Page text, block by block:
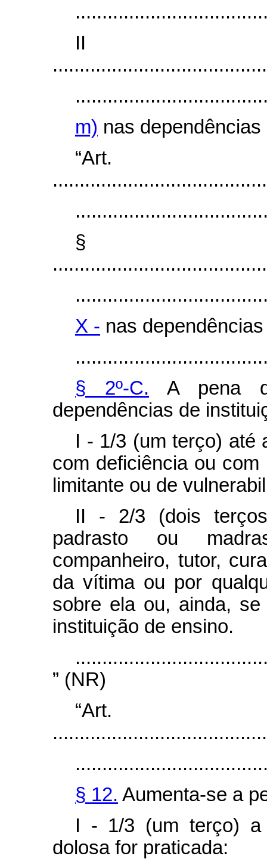
m) nas
§
X - nas
§ 2º-C. A pena
dependências de
I - 1/3 (um terço) até
com deficiência ou
limitante ou de
II - 2/3 (dois
padrasto ou
companheiro, tutor,
da vítima ou por
sobre ela ou, ainda,
instituição de ensino.
” (NR)
§ 12. Aumenta-se a
I - 1/3 (um terço)
dolosa for praticada: